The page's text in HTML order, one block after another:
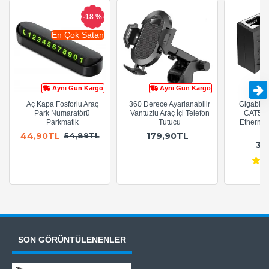
Aynı Gün Kargo
En Çok Satan
-18 %
Aç Kapa Fosforlu Araç
Park Numaratörü
Parkmatik
44,90TL 54,89TL
Aynı Gün Kargo
360 Derece Ayarlanabilir
Vantuzlu Araç İçi Telefon
Tutucu
179,90TL
Gigabit
CAT5e
SON GÖRÜNTÜLENENLER